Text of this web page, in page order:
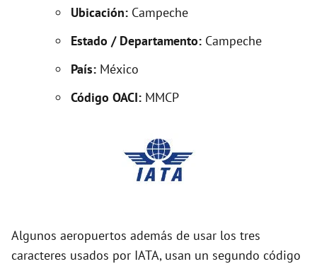
o
Ubicación: Campeche
Estado / Departamento: Campeche
País: México
Código OACI: MMCP
Algunos aeropuertos además de usar los tres
caracteres usados por IATA, usan un segundo código